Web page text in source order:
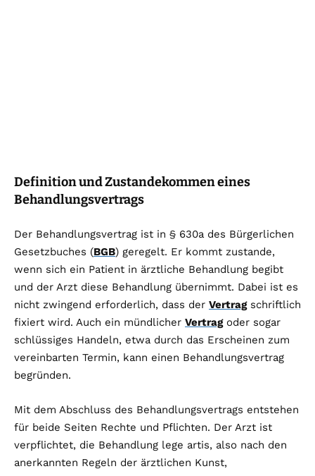
Definition und Zustandekommen eines
Behandlungsvertrags
Der Behandlungsvertrag ist in § 630a des Bürgerlichen
Gesetzbuches (BGB) geregelt. Er kommt zustande,
wenn sich ein Patient in ärztliche Behandlung begibt
und der Arzt diese Behandlung übernimmt. Dabei ist es
nicht zwingend erforderlich, dass der Vertragschriftlich
fixiert wird. Auch ein mündlicher Vertragoder sogar
schlüssiges Handeln, etwa durch das Erscheinen zum
vereinbarten Termin, kann einen Behandlungsvertrag
begründen.
Mit dem Abschluss des Behandlungsvertrags entstehen
für beide Seiten Rechte und Pflichten. Der Arzt ist
verpflichtet, die Behandlung lege artis, also nach den
anerkannten Regeln der ärztlichen Kunst,